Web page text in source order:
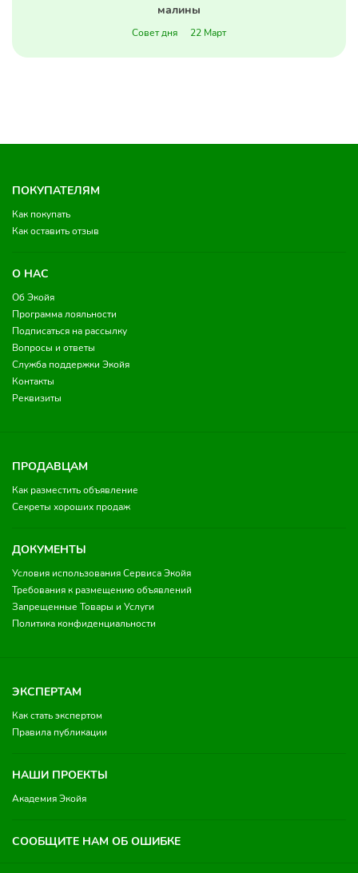
малины
Совет дня 22 Март
ПОКУПАТЕЛЯМ
Как покупать
Как оставить отзыв
О НАС
Об Экойя
Программа лояльности
Подписаться на рассылку
Вопросы и ответы
Служба поддержки Экойя
Контакты
Реквизиты
ПРОДАВЦАМ
Как разместить объявление
Секреты хороших продаж
ДОКУМЕНТЫ
Условия использования Сервиса Экойя
Требования к размещению объявлений
Запрещенные Товары и Услуги
Политика конфиденциальности
ЭКСПЕРТАМ
Как стать экспертом
Правила публикации
НАШИ ПРОЕКТЫ
Академия Экойя
СООБЩИТЕ НАМ ОБ ОШИБКЕ